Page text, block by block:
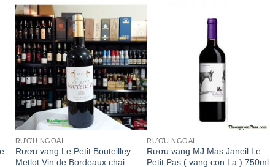
RƯỢU NGOẠI
Rượu vang Le Petit Bouteilley
Metlot Vin de Bordeaux chai
RƯỢU NGOẠI
Rượu vang MJ Mas Janeil Le
Petit Pas ( vang con La ) 750ml